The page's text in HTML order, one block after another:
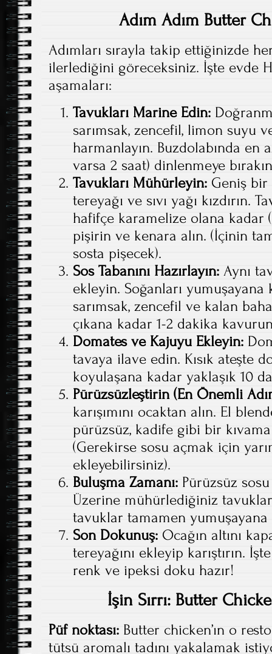
Adım Adım Butter
Adımları sırayla takip ettiğinizde
ilerlediğini göreceksiniz. İşte evde
aşamaları:
Tavukları Marine Edin:
sarımsak, zencefil, limon suyu
harmanlayın. Buzdolabında en
varsa 2 saat) dinlenmeye
Tavukları Mühürleyin: Geniş bir
tereyağı ve sıvı yağı kızdırın.
hafifçe karamelize olana kadar
pişirin ve kenara alın. (İçinin
sosta pişecek).
Sos Tabanını Hazırlayın: Aynı
ekleyin. Soğanları
sarımsak, zencefil ve kalan
çıkana kadar 1-2 dakika
Domates ve Kajuyu Ekleyin:
tavaya ilave edin. Kısık ateşte
koyulaşana kadar yaklaşık 10
Pürüzsüzleştirin (En Önemli
karışımını ocaktan alın. El
pürüzsüz, kadife gibi bir
(Gerekirse sosu açmak için
ekleyebilirsiniz).
Buluşma Zamanı: Pürüzsüz
Üzerine mühürlediğiniz
tavuklar tamamen
Son Dokunuş: Ocağın altını
tereyağını ekleyip karıştırın.
renk ve ipeksi doku hazır!
İşin Sırrı: Butter
Püf noktası: Butter chicken’ın o
tütsü aromalı tadını yakalamak